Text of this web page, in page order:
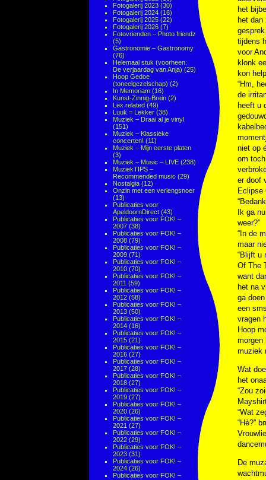
Fotogalerij 2023 (30)
Fotogalerij 2024 (16)
Fotogalerij 2025 (22)
Fotogalerij 2026 (7)
Fotovrienden – Photo friendz
(5)
Gastronomie – Gastronomy
(76)
Helemaal stuk (voorheen:
De verjaardag van Anja) (25)
Hoop Gedoe
(toneelgezelschap) (2)
In Memoriam (16)
Kunst-Zinnig-Brein (2)
Lex related (49)
Luuk = Lekker (38)
Muziek – Draai al je vinyl
(151)
Muziek – Klassieke
concerten! (11)
Muziek – Mijn eerste platen
(3)
Muziek – Music – LIVE (238)
MuziekTIPS –
Recommended music (29)
Nostalgia (12)
Onzin met een verlengsnoer
(13)
Publicaties voor
ApeldoornDirect (43)
Publicaties voor FOK! –
2007 (38)
Publicaties voor FOK! –
2008 (79)
Publicaties voor FOK! –
2009 (71)
Publicaties voor FOK! –
2010 (70)
Publicaties voor FOK! –
2011 (59)
Publicaties voor FOK! –
2012 (58)
Publicaties voor FOK! –
2013 (50)
Publicaties voor FOK! –
2014 (16)
Publicaties voor FOK! –
2015 (21)
Publicaties voor FOK! –
2016 (27)
Publicaties voor FOK! –
2017 (28)
Publicaties voor FOK! –
2018 (27)
Publicaties voor FOK! –
2019 (27)
Publicaties voor FOK! –
2020 (26)
Publicaties voor FOK! –
2021 (27)
Publicaties voor FOK! –
2022 (29)
Publicaties voor FOK! –
2023 (31)
Publicaties voor FOK! –
2024 (26)
Publicaties voor FOK! –
het
het
tijdens
voor
klonk
kon
“Hm,
de
heeft u
niet op
om
er doof
Eclipse
Ik ga
weer?”
“In de
maar
“Blijft u
Of The
want
het na
ga
een
vragen
Hoop
morgen
muziek
Wat
het
“Zou
“Wat
“Hè?”
De